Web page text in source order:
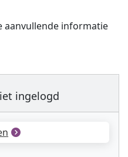
aanvullende informatie
ingelogd